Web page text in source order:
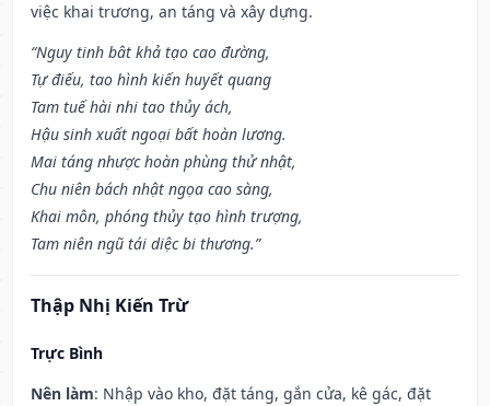
việc khai trương, an táng và xây dựng.
“Nguy tinh bât khả tạo cao đường,
Tự điếu, tao hình kiến huyết quang
Tam tuế hài nhi tao thủy ách,
Hậu sinh xuất ngoại bất hoàn lương.
Mai táng nhược hoàn phùng thử nhật,
Chu niên bách nhật ngọa cao sàng,
Khai môn, phóng thủy tạo hình trượng,
Tam niên ngũ tái diệc bi thương.”
Thập Nhị Kiến Trừ
Trực Bình
Nên làm: Nhập vào kho, đặt táng, gắn cửa, kê gác, đặt